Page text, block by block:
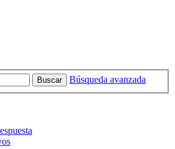
Buscar Búsqueda avanzada